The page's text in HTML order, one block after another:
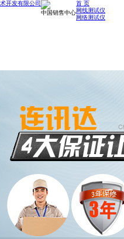
中国销售中心
首 页
网线测试仪
网络测试仪